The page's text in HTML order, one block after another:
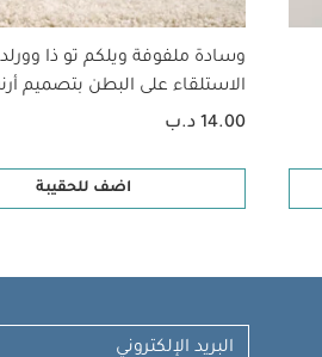
وسادة ملفوفة ويلكم تو ذا
الاستلقاء على البطن بتصميم
14.00 د.ب
اضف للحقيبة